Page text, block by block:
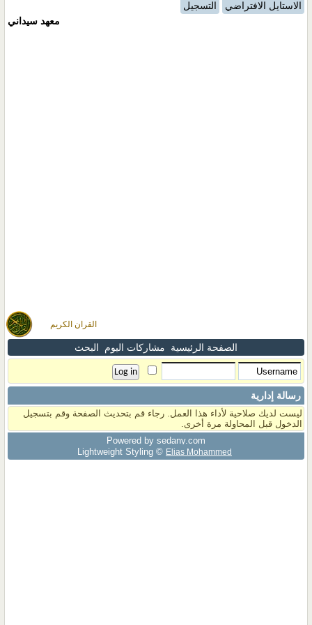
القران الكريم
الاستايل الافتراضي
التسجيل
معهد سيداني
الصفحة الرئيسية مشاركات اليوم البحث
رسالة إدارية
ليست لديك صلاحية لأداء هذا العمل. رجاء قم بتحديث الصفحة وقم بتسجيل
الدخول قبل المحاولة مرة أخرى.
Powered by sedany.com
Lightweight Styling © Elias Mohammed